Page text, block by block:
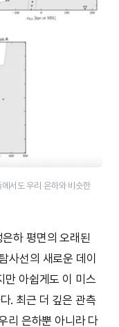
서도 우리 은하와 비슷한
하 평면의 오래된
사선의 새로운 데이
만 아쉽게도 이 미스
. 최근 더 깊은 관측
리 은하뿐 아니라 다